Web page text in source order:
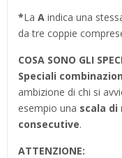
*La A indica una
da tre coppie
COSA SONO GLI
Speciali
ambizione di chi si
esempio una scala di
consecutive.
ATTENZIONE: